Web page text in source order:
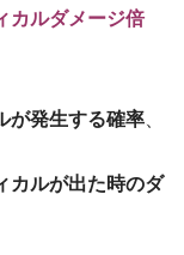
カルダメージ倍
が発生する確率
カルが出た時のダ